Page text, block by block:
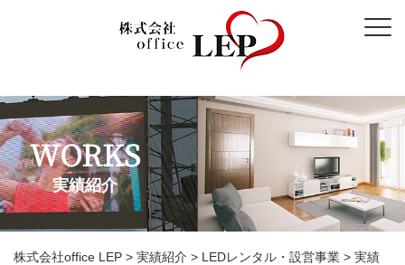
WORKS
実績紹介
株式会社office LEP > 実績紹介 > LEDレンタル・設営事業 > 実績